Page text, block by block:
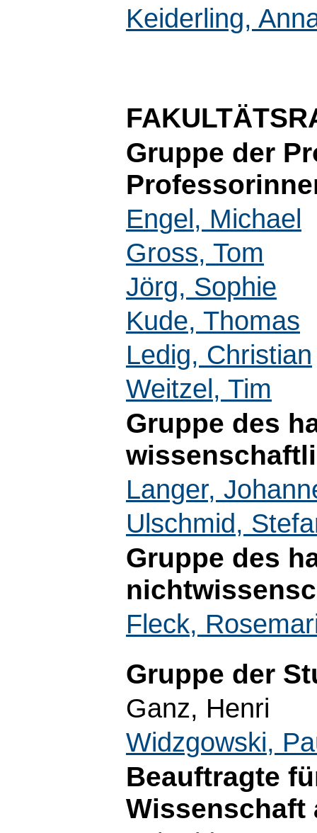
Keiderling,
Gruppe der
Engel, Michael
Gross, Tom
Jörg, Sophie
Kude, Thomas
Ledig, Christian
Weitzel, Tim
Gruppe des
Langer,
Ulschmid,
Gruppe des
Fleck,
Gruppe der
Ganz, Henri
Widzgowski,
Beauftragte
Wissenschaft